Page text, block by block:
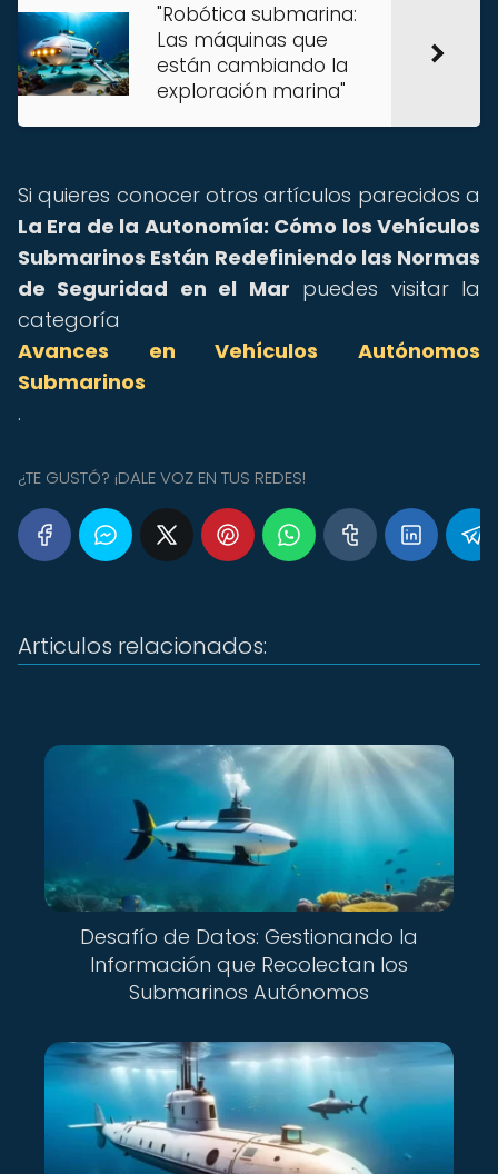
"Robótica submarina:
Las máquinas que
están cambiando la
exploración marina"
Si quieres conocer otros artículos parecidos a
La Era de la Autonomía: Cómo los Vehículos
Submarinos Están Redefiniendo las Normas
de Seguridad en el Mar puedes visitar la
categoría
Avances en Vehículos Autónomos
Submarinos
.
¿TE GUSTÓ? ¡DALE VOZ EN TUS REDES!
Articulos relacionados:
Desafío de Datos: Gestionando la
Información que Recolectan los
Submarinos Autónomos